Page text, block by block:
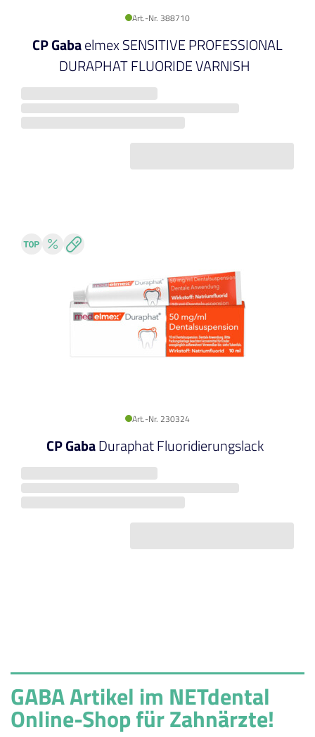
Art.-Nr. 388710
CP Gabaelmex SENSITIVE PROFESSIONAL
DURAPHAT FLUORIDE VARNISH
Art.-Nr. 230324
CP GabaDuraphat Fluoridierungslack
GABA Artikel im NETdental
Online-Shop für Zahnärzte!